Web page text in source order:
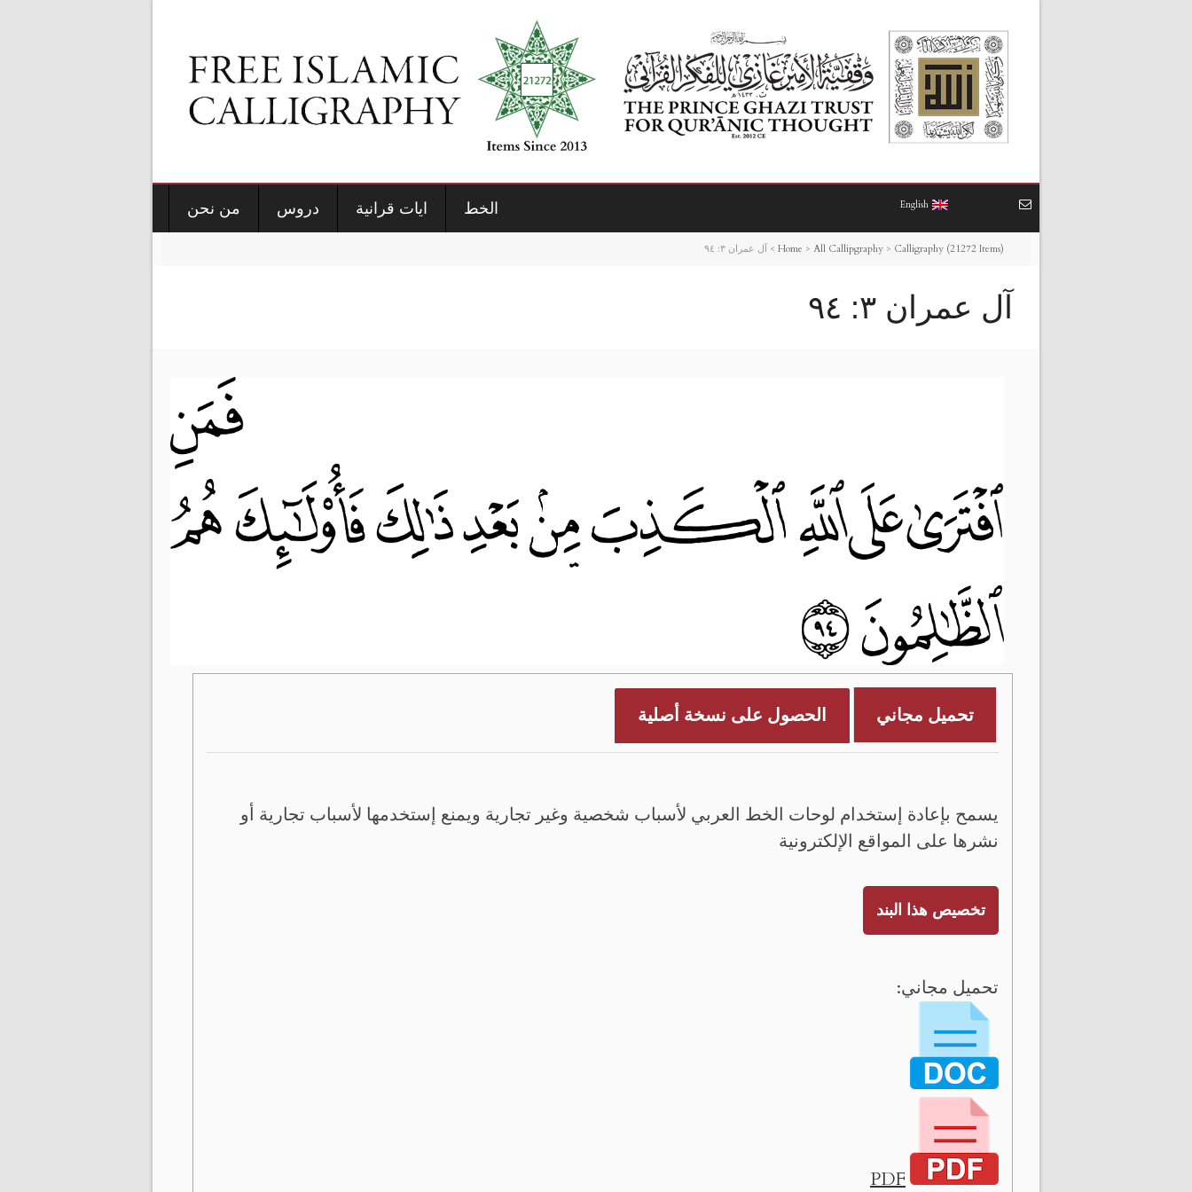
الخط ايات قرانية دروس من نحن English
Home > All Callipgraphy > Calligraphy (21272 Items)
> آل عمران ٣: ٩٤
آل عمران ٣: ٩٤
تحميل مجاني الحصول على نسخة أصلية
يسمح بإعادة إستخدام لوحات الخط العربي لأسباب شخصية وغير تجارية ويمنع إستخدمها لأسباب تجارية أو
نشرها على المواقع الإلكترونية
تخصيص هذا البند
تحميل مجاني:
PDF